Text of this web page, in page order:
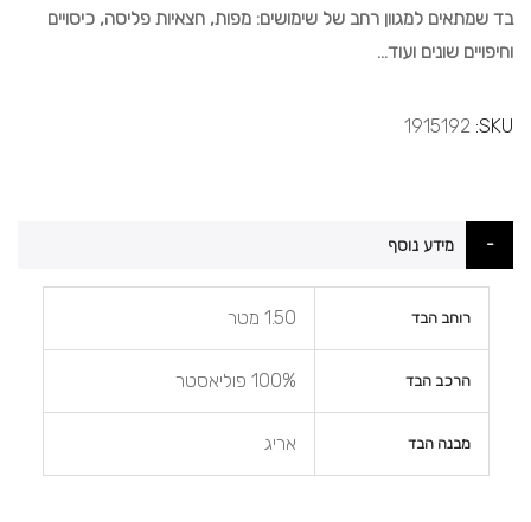
בד שמתאים למגוון רחב של שימושים: מפות, חצאיות פליסה, כיסויים
וחיפויים שונים ועוד...
SKU
1915192
מידע נוסף
רוחב הבד 1.50 מטר
הרכב הבד 100% פוליאסטר
מבנה הבד אריג